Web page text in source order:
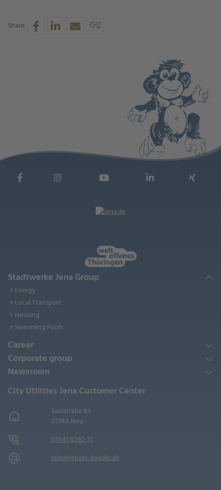
Share
Stadtwerke Jena Group
Energy
Local Transport
Housing
Swimming Pools
Career
Corporate group
Newsroom
City Utilities Jena Customer Center
Saalstraße 8a
07743 Jena
03641 4292-31
info@jenaer-baeder.de